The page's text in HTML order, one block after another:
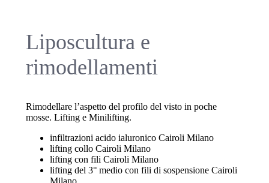
Liposcultura e
rimodellamenti
Rimodellare l’aspetto del profilo del visto in poche
mosse. Lifting e Minilifting.
infiltrazioni acido ialuronico Cairoli Milano
lifting collo Cairoli Milano
lifting con fili Cairoli Milano
lifting del 3° medio con fili di sospensione Cairoli
Milano